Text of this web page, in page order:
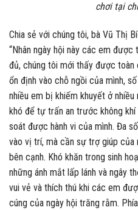
chơi tại
Chia sẻ với chúng tôi, bà Vũ Thị
“Nhân ngày hội này các em
đủ, chúng tôi mới thấy được
ổn định vào chỗ ngồi của mình,
nhiều em bị khiếm khuyết ở
khó để tự trấn an trước không
soát được hành vi của mình. Đa
vào vị trí, mà cần sự trợ giúp của
bên cạnh. Khó khăn trong sinh
những ánh mắt lấp lánh và ngây
vui vẻ và thích thú khi các em
cúng của ngày hội trăng rằm.